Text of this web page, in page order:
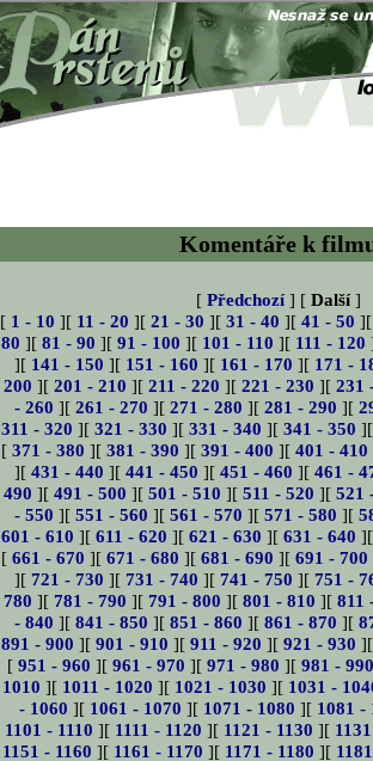
Komentáře k
[ Předchozí] [ Další]
[ 1 - 10 ][ 11 - 20 ][ 21 - 30 ][ 31 - 40 ][ 41 - 50
80 ][81 - 90 ][91 - 100 ][ 101 - 110 ][ 111 - 120
][ 141 - 150 ][ 151 - 160 ][ 161 - 170 ][ 171 -
200 ][ 201 - 210 ][ 211 - 220 ][ 221 - 230 ][ 231
- 260 ][ 261 - 270 ][ 271 - 280 ][ 281 - 290 ][
311 - 320 ][ 321 - 330 ][ 331 - 340 ][ 341 - 350
[ 371 - 380 ][ 381 - 390 ][ 391 - 400 ][ 401 - 410
][ 431 - 440 ][ 441 - 450 ][ 451 - 460 ][ 461 -
490 ][ 491 - 500 ][ 501 - 510 ][ 511 - 520 ][ 521
- 550 ][ 551 - 560 ][ 561 - 570 ][ 571 - 580 ][
601 - 610 ][ 611 - 620 ][ 621 - 630 ][ 631 - 640
[ 661 - 670 ][ 671 - 680 ][ 681 - 690 ][ 691 - 700
][ 721 - 730 ][ 731 - 740 ][ 741 - 750 ][ 751 -
780 ][ 781 - 790 ][ 791 - 800 ][ 801 - 810 ][ 811
- 840 ][ 841 - 850 ][ 851 - 860 ][ 861 - 870 ][
891 - 900 ][ 901 - 910 ][ 911 - 920 ][ 921 - 930
[951 - 960 ][961 - 970 ][971 - 980 ][981 -
1010 ][ 1011 - 1020 ][ 1021 - 1030 ][ 1031 -
- 1060 ][ 1061 - 1070 ][ 1071 - 1080 ][ 1081 -
1101 - 1110 ][ 1111 - 1120 ][ 1121 - 1130 ][
1151 - 1160 ][ 1161 - 1170 ][ 1171 - 1180 ][